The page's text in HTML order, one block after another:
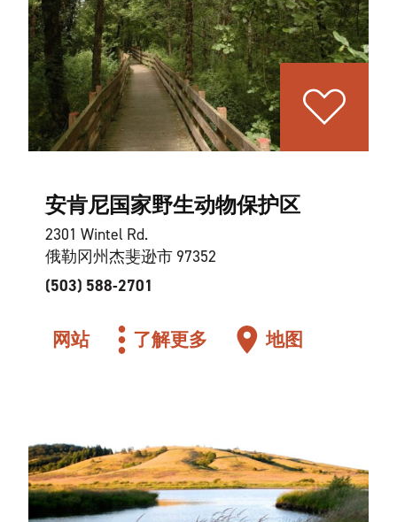
安肯尼国家野生动物保护区
2301 Wintel Rd.
俄勒冈州杰斐逊市 97352
(503) 588-2701
网站 了解更多 地图